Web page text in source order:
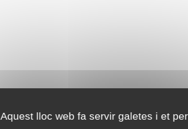
Aquest lloc web fa servir galetes i et